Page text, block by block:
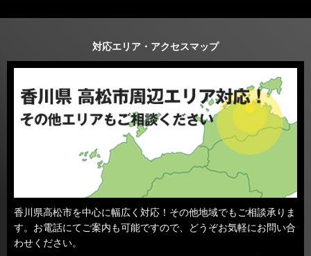
対応エリア・アクセスマップ
香川県高松市を中心に幅広く対応！その他地域でもご相談承りま
す。お電話にてご案内も可能ですので、どうぞお気軽にお問い合
わせください。